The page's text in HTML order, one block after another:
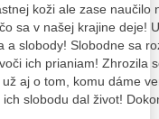
koži ale zase naučilo
sa v našej krajine deje!
a slobody! Slobodne sa
ich prianiam! Zhrozila
aj o tom, komu dáme
slobodu dal život!